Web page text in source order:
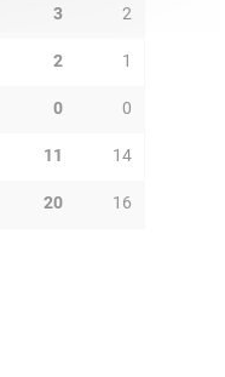
3 2
2 1
0 0
11 14
20 16